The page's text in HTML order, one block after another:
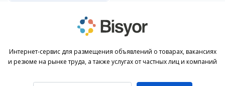
Интернет-сервис для размещения объявлений о товарах, вакансиях
и резюме на рынке труда, а также услугах от частных лиц и компаний